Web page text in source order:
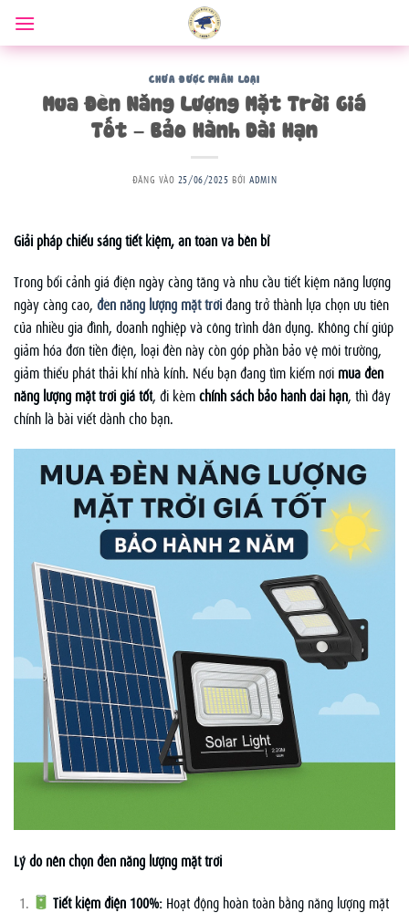
qua
nội
CHƯA ĐƯỢC PHÂN LOẠI
Mua Đèn Năng Lượng Mặt Trời Giá
Tốt – Bảo Hành Dài Hạn
ĐĂNG VÀO 25/06/2025 BỞIADMIN
Giải pháp chiếu sáng tiết kiệm, an toàn và bền bỉ
Trong bối cảnh giá điện ngày càng tăng và nhu cầu tiết kiệm năng lượng
ngày càng cao, đèn năng lượng mặt trờiđang trở thành lựa chọn ưu tiên
của nhiều gia đình, doanh nghiệp và công trình dân dụng. Không chỉ giúp
giảm hóa đơn tiền điện, loại đèn này còn góp phần bảo vệ môi trường,
giảm thiểu phát thải khí nhà kính. Nếu bạn đang tìm kiếm nơi mua đèn
năng lượng mặt trời giá tốt, đi kèmchính sách bảo hành dài hạn, thì đây
chính là bài viết dành cho bạn.
Lý do nên chọn đèn năng lượng mặt trời
Tiết kiệm điện 100%: Hoạt động hoàn toàn bằng năng lượng mặt